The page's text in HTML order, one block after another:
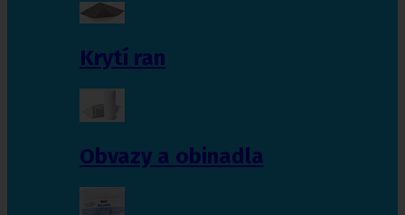
Krytí ran
Obvazy a obinadla